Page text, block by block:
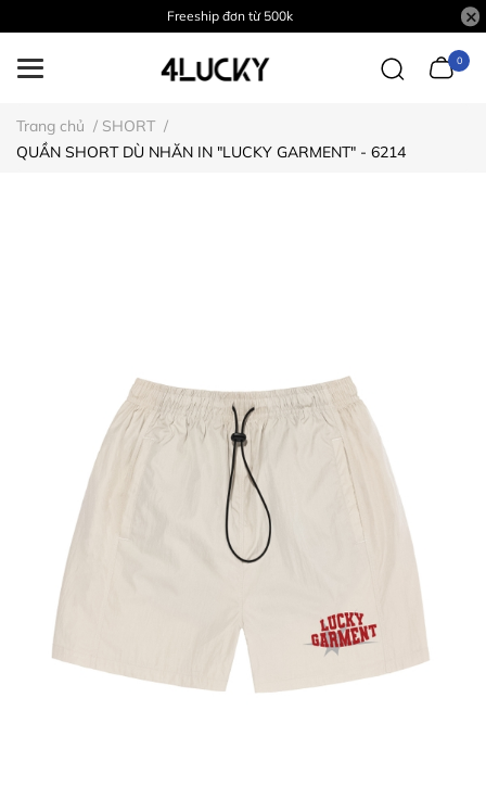
Freeship đơn từ 500k
0
Trang chủ / SHORT /
QUẦN SHORT DÙ NHĂN IN "LUCKY GARMENT" - 6214